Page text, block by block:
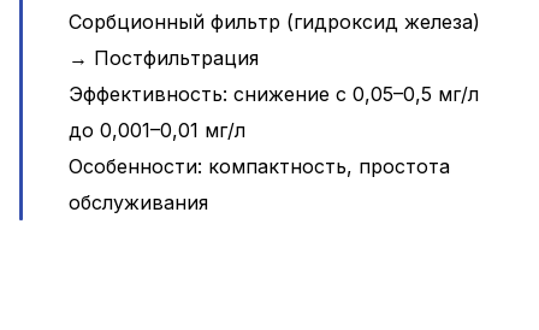
Сорбционный фильтр (гидроксид железа)
→ Постфильтрация
Эффективность: снижение с 0,05–0,5 мг/л
до 0,001–0,01 мг/л
Особенности: компактность, простота
обслуживания